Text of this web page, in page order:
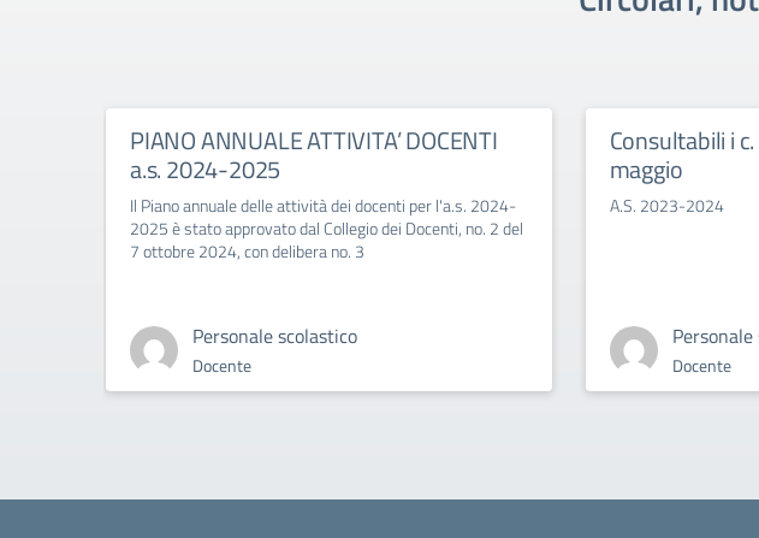
PIANO ANNUALE ATTIVITA’ DOCENTI
a.s. 2024-2025
Il Piano annuale delle attività dei docenti per l'a.s. 2024-
2025 è stato approvato dal Collegio dei Docenti, no. 2 del
7 ottobre 2024, con delibera no. 3
Personale scolastico
Docente
Consultabili i
maggio
A.S. 2023-2024
Docente